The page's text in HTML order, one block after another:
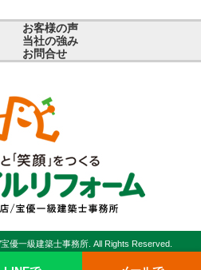
お客様の声
当社の強み
お問合せ
優一級建築士事務所. All Rights Reserved.